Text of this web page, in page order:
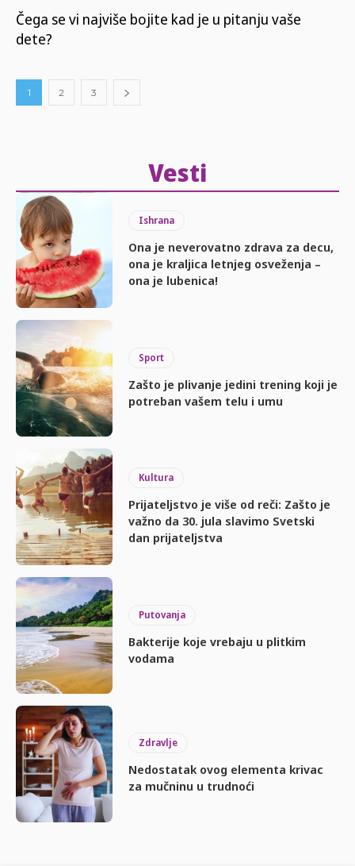
Čega se vi najviše bojite kad je u pitanju vaše
dete?
1 2 3
Vesti
Ishrana
Ona je neverovatno zdrava za decu,
ona je kraljica letnjeg osveženja –
ona je lubenica!
Sport
Zašto je plivanje jedini trening koji je
potreban vašem telu i umu
Kultura
Prijateljstvo je više od reči: Zašto je
važno da 30. jula slavimo Svetski
dan prijateljstva
Putovanja
Bakterije koje vrebaju u plitkim
vodama
Zdravlje
Nedostatak ovog elementa krivac
za mučninu u trudnoći